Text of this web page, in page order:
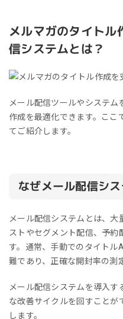
メルマガのタイトル
信システムとは？
メール配信ツールやシステム
作成を最適化できます。ここ
てご紹介します。
なぜメール配信シ
メール配信システムとは、
ストやセグメント配信、予
す。通常、手動でのタイトル
難であり、正確な開封率の測
メール配信システムを導入
な改善サイクルを回すことが
します。